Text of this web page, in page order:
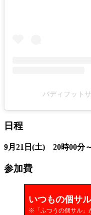
バディフット
日程
9月21日(土) 20時00分
参加費
いつもの個サル
※「ふつうの個サル」